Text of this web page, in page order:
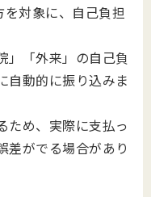
対象に、自己負担
」「外来」の自己負
自動的に振り込みま
ため、実際に支払っ
差がでる場合があり